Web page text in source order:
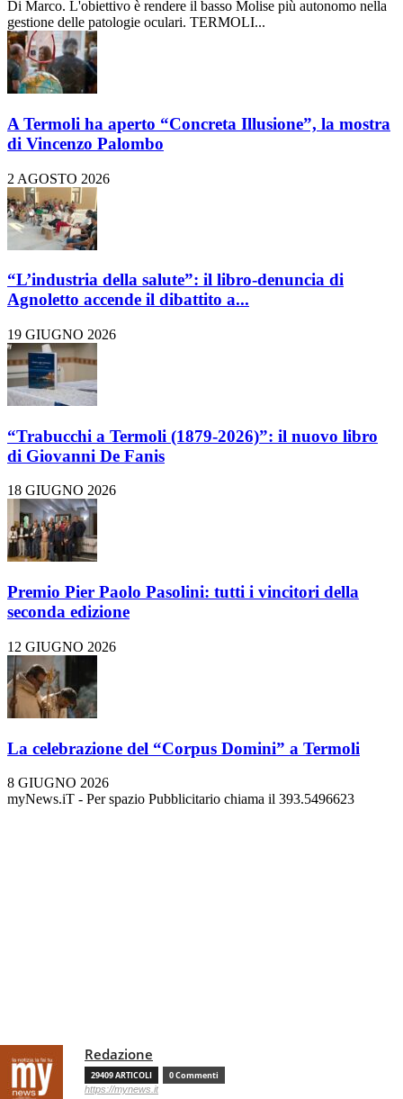
Di Marco. L'obiettivo è rendere il basso Molise più autonomo nella
gestione delle patologie oculari. TERMOLI...
A Termoli ha aperto “Concreta Illusione”, la mostra
di Vincenzo Palombo
2 AGOSTO 2026
“L’industria della salute”: il libro-denuncia di
Agnoletto accende il dibattito a...
19 GIUGNO 2026
“Trabucchi a Termoli (1879-2026)”: il nuovo libro
di Giovanni De Fanis
18 GIUGNO 2026
Premio Pier Paolo Pasolini: tutti i vincitori della
seconda edizione
12 GIUGNO 2026
La celebrazione del “Corpus Domini” a Termoli
8 GIUGNO 2026
myNews.iT - Per spazio Pubblicitario chiama il 393.5496623
Redazione
29409 ARTICOLI 0 Commenti
https://mynews.it